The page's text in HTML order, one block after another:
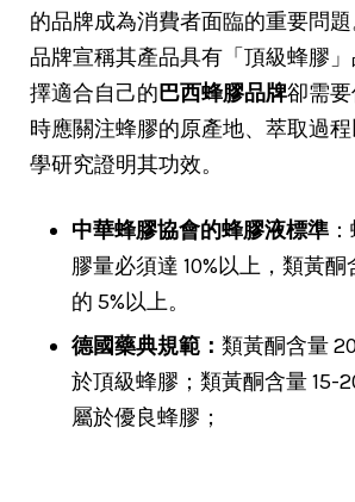
的品牌成為消費者面臨的重要問
品牌宣稱其產品具有「頂級蜂膠
擇適合自己的巴西蜂膠品牌卻需
時應關注蜂膠的原產地、萃取過
學研究證明其功效。
中華蜂膠協會的蜂膠液標準
膠量必須達 10%以上，類黃
的 5%以上。
德國藥典規範： 類黃酮含量
於頂級蜂膠；類黃酮含量 15-
屬於優良蜂膠；